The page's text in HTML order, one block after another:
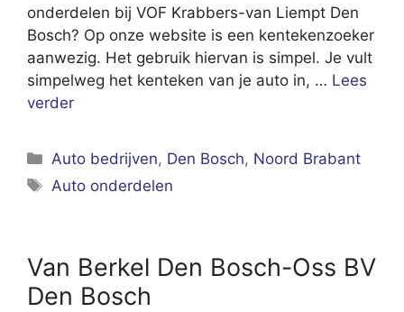
onderdelen bij VOF Krabbers-van Liempt Den
Bosch? Op onze website is een kentekenzoeker
aanwezig. Het gebruik hiervan is simpel. Je vult
simpelweg het kenteken van je auto in, … Lees
verder
Categorieën
Auto bedrijven, Den Bosch, Noord Brabant
Tags
Auto onderdelen
Van Berkel Den Bosch-Oss BV
Den Bosch